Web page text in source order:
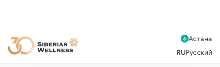
Астана
RUРусский